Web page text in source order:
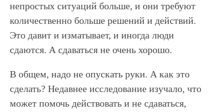
непростых ситуаций больше, и они требуют
количественно больше решений и действий.
Это давит и изматывает, и иногда люди
сдаются. А сдаваться не очень хорошо.
В общем, надо не опускать руки. А как это
сделать? Недавнее исследование изучало, что
может помочь действовать и не сдаваться,